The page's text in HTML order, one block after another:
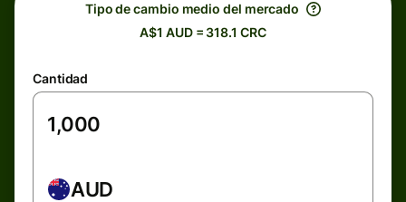
Tipo de cambio medio del mercado
A$1 AUD = 318.1 CRC
Cantidad
AUD